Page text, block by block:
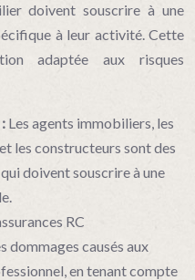
doivent souscrire à une
à leur activité. Cette
adaptée aux risques
Les agents immobiliers, les
les constructeurs sont des
doivent souscrire à une
RC
dommages causés aux
en tenant compte